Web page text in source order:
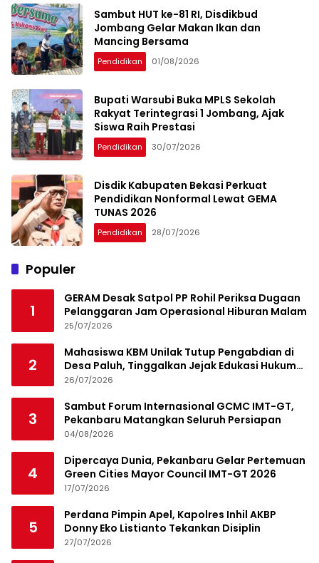
Sambut HUT ke-81 RI, Disdikbud
Jombang Gelar Makan Ikan dan
Mancing Bersama
Pendidikan 01/08/2026
Bupati Warsubi Buka MPLS Sekolah
Rakyat Terintegrasi 1 Jombang, Ajak
Siswa Raih Prestasi
Pendidikan 30/07/2026
Disdik Kabupaten Bekasi Perkuat
Pendidikan Nonformal Lewat GEMA
TUNAS 2026
Pendidikan 28/07/2026
Populer
1
GERAM Desak Satpol PP Rohil Periksa Dugaan
Pelanggaran Jam Operasional Hiburan Malam
25/07/2026
2
Mahasiswa KBM Unilak Tutup Pengabdian di
Desa Paluh, Tinggalkan Jejak Edukasi Hukum
dan Aksi Sosial
26/07/2026
3
Sambut Forum Internasional GCMC IMT-GT,
Pekanbaru Matangkan Seluruh Persiapan
04/08/2026
4
Dipercaya Dunia, Pekanbaru Gelar Pertemuan
Green Cities Mayor Council IMT-GT 2026
17/07/2026
5
Perdana Pimpin Apel, Kapolres Inhil AKBP
Donny Eko Listianto Tekankan Disiplin
27/07/2026